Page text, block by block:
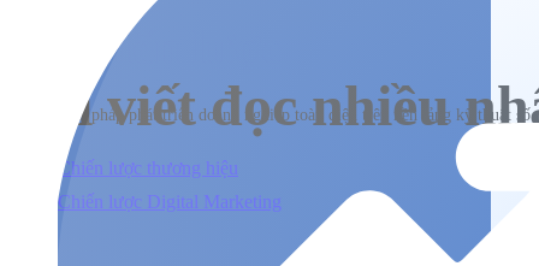
Chiến lược
Giải pháp phát triển doanh nghiệp toàn diện trên nền tảng kỹ thuật số
Chiến lược thương hiệu
Chiến lược Digital Marketing
Bài viết đọc nhiều